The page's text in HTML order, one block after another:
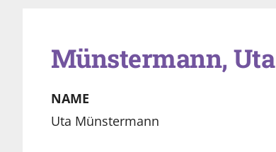
Münstermann, Uta
NAME
Uta Münstermann